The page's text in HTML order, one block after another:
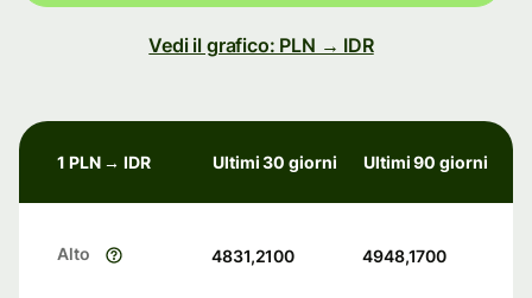
Vedi il grafico: PLN → IDR
1 PLN → IDR Ultimi 30 giorni Ultimi 90 giorni
Alto 4831,2100 4948,1700